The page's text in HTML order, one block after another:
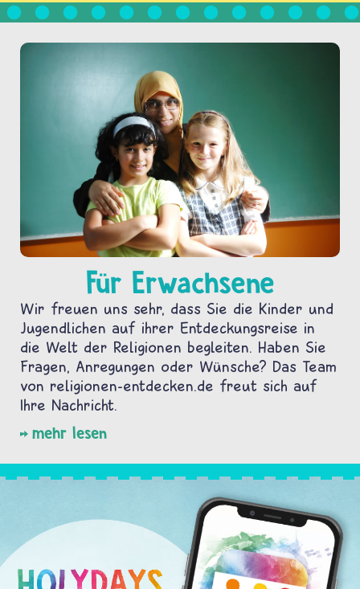
Für Erwachsene
Wir freuen uns sehr, dass Sie die Kinder und
Jugendlichen auf ihrer Entdeckungsreise in
die Welt der Religionen begleiten. Haben Sie
Fragen, Anregungen oder Wünsche? Das Team
von religionen-entdecken.de freut sich auf
Ihre Nachricht.
mehr lesen